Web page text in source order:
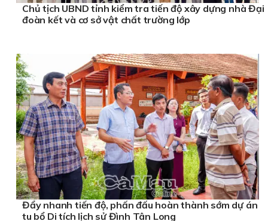
Chủ tịch UBND tỉnh kiểm tra tiến độ xây dựng nhà Đại
đoàn kết và cơ sở vật chất trường lớp
Đẩy nhanh tiến độ, phấn đấu hoàn thành sớm dự án
tu bổ Di tích lịch sử Đình Tân Long